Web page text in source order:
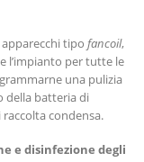
tipo fancoil,
l’impianto per tutte le
una pulizia
della batteria di
condensa.
e disinfezione degli